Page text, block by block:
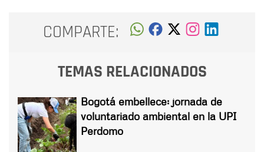
COMPARTE:
TEMAS RELACIONADOS
Bogotá embellece: jornada de
voluntariado ambiental en la UPI
Perdomo